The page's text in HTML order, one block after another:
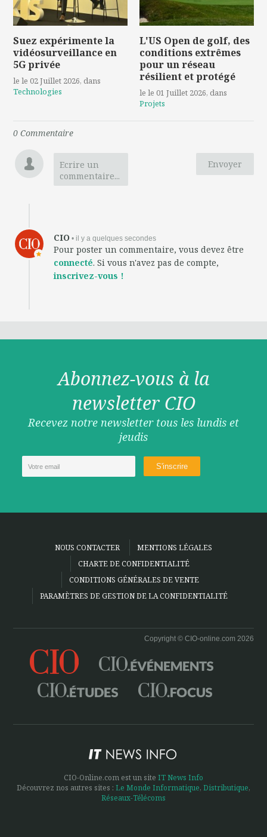
Suez expérimente la
vidéosurveillance en
5G privée
le le 02 Juillet 2026, dans
Technologies
L'US Open de golf, des
conditions extrêmes
pour un réseau
résilient et protégé
le le 01 Juillet 2026, dans
Projets
0 Commentaire
Envoyer
Ecrire un
commentaire...
CIO • il y a quelques secondes
Pour poster un commentaire, vous devez être
connecté. Si vous n'avez pas de compte,
inscrivez-vous !
Abonnez-vous à la
newsletter CIO
Recevez notre newsletter tous les lundis et
jeudis
NOUS CONTACTER
MENTIONS LÉGALES
CHARTE DE CONFIDENTIALITÉ
CONDITIONS GÉNÉRALES DE VENTE
PARAMÈTRES DE GESTION DE LA CONFIDENTIALITÉ
Copyright © CIO-online.com 2026
CIO-Online.com est un site IT News Info
Découvrez nos autres sites : Le Monde Informatique, Distributique,
Réseaux-Télécoms